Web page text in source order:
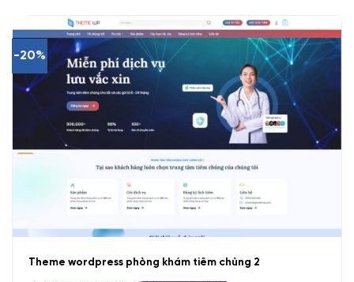
-20%
Theme wordpress phòng khám tiêm chủng 2